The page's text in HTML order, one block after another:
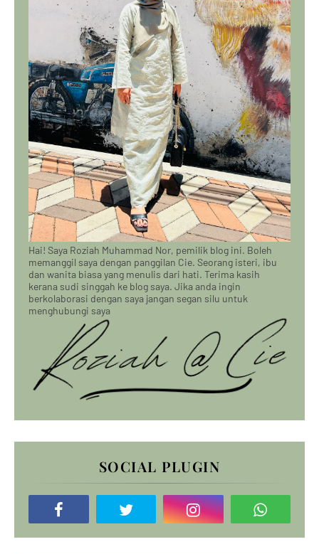
Hai! Saya Roziah Muhammad Nor, pemilik blog ini. Boleh
memanggil saya dengan panggilan Cie. Seorang isteri, ibu
dan wanita biasa yang menulis dari hati. Terima kasih
kerana sudi singgah ke blog saya. Jika anda ingin
berkolaborasi dengan saya jangan segan silu untuk
menghubungi saya
SOCIAL PLUGIN